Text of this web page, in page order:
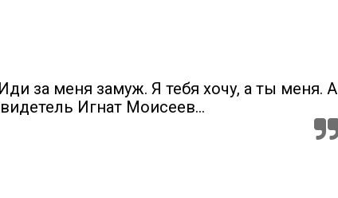
за меня замуж. Я тебя хочу, а ты меня. А
Игнат Моисеев…